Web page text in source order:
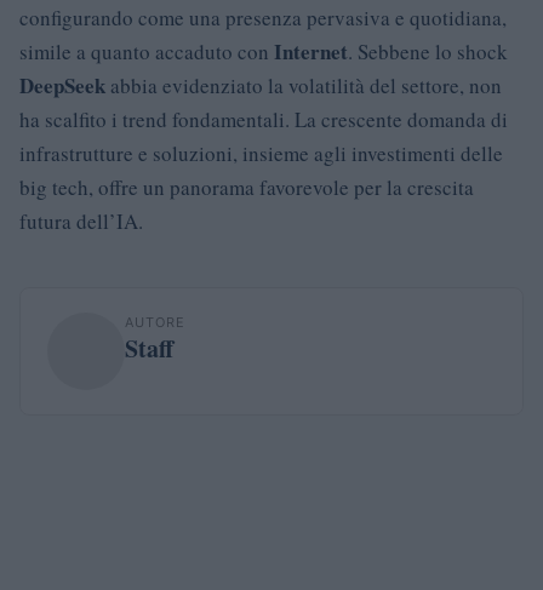
configurando come una presenza pervasiva e quotidiana,
simile a quanto accaduto con Internet. Sebbene lo shock
DeepSeek abbia evidenziato la volatilità del settore, non
ha scalfito i trend fondamentali. La crescente domanda di
infrastrutture e soluzioni, insieme agli investimenti delle
big tech, offre un panorama favorevole per la crescita
futura dell’IA.
AUTORE
Staff